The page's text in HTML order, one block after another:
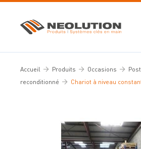
Produits
Ingénierie des flux
Nos réalisations
Tous nos conseils
Accueil Produits Occasions
reconditionné
Chariot à niveau